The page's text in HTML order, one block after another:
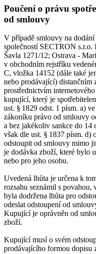
Poučení o právu
od smlouvy
V případě smlouvy na
společností SECTRON s.r.o.
Šavla 1271/12; Ostrava -
v obchodním rejstříku
C, vložka 14152 (dále také
nebo prodávající) distančním
prostřednictvím
kupující, který je
ust. § 1829 odst. 1 písm. a)
zákoníku právo od smlouvy
a bez jakékoliv sankce do
však dle ust. § 1837 písm. d)
odstoupit od smlouvy mimo
je dodávka zboží, které bylo
nebo pro jeho osobu.
Uvedená lhůta je určena k
rozsahu seznámil s
byla dodržena lhůta pro
odeslat odstoupení od
Kupující je oprávněn od
zboží.
Kupující musí o svém
prodávajícího formou dopisu